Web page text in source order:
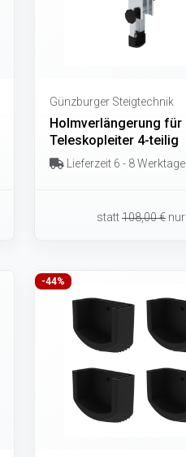
Günzburger Steigtechnik
Holmverlängerung für
Teleskopleiter 4-teilig
Lieferzeit 6 - 8 Werktage
statt108,00 € nur
-44%